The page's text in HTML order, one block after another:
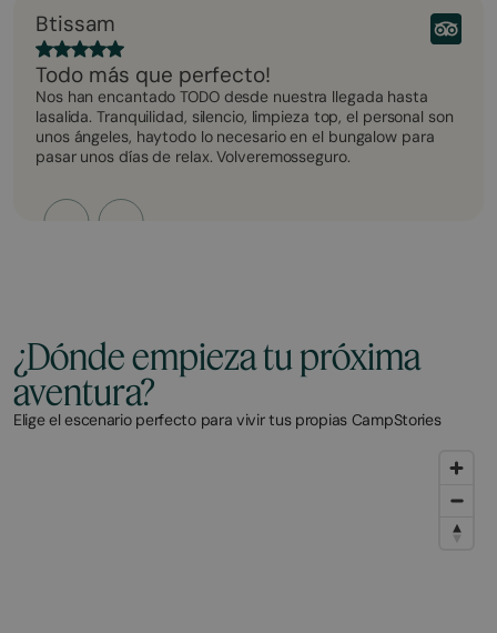
Btissam
Todo más que perfecto!
Nos han encantado TODO desde nuestra llegada hasta
lasalida. Tranquilidad, silencio, limpieza top, el personal son
unos ángeles, haytodo lo necesario en el bungalow para
pasar unos días de relax. Volveremosseguro.
¿Dónde empieza tu próxima
aventura?
Elige el escenario perfecto para vivir tus propias CampStories